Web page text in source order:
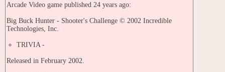
Arcade Video game published 24 years ago:
Big Buck Hunter - Shooter's Challenge © 2002 Incredible
Technologies, Inc.
TRIVIA -
Released in February 2002.